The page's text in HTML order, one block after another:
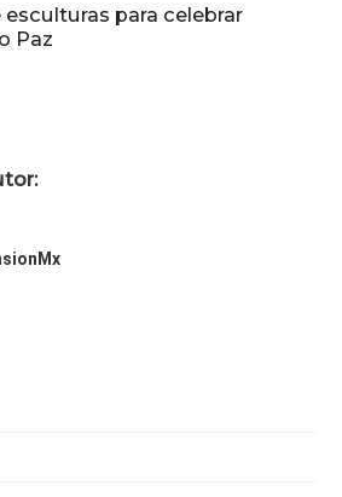
para celebrar
Paz